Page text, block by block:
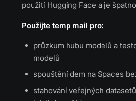
použití Hugging Face a je
Použijte temp mail pro:
průzkum hubu modelů a
modelů
spouštění dem na Spaces
stahování veřejných